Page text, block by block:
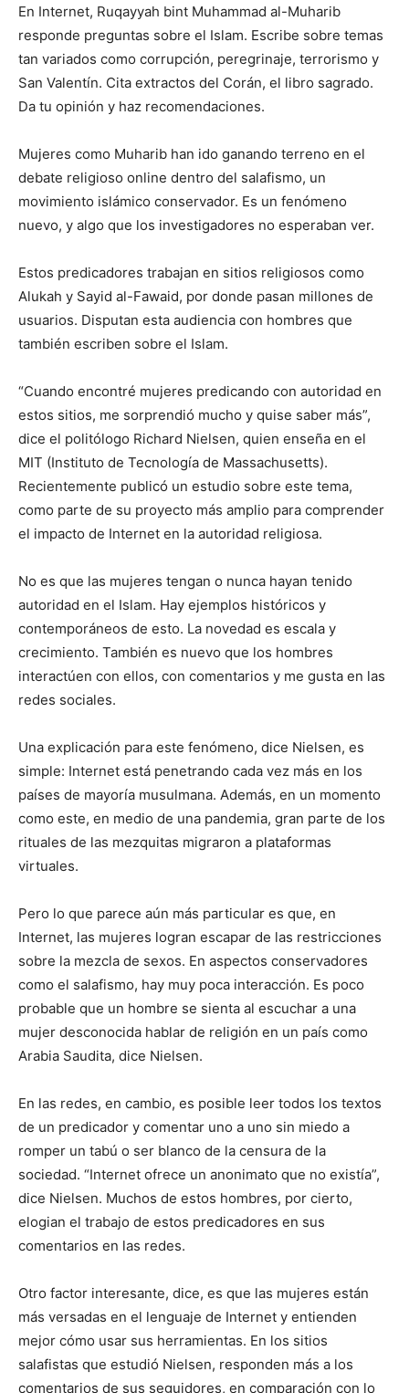
En Internet, Ruqayyah bint Muhammad al-Muharib
responde preguntas sobre el Islam. Escribe sobre temas
tan variados como corrupción, peregrinaje, terrorismo y
San Valentín. Cita extractos del Corán, el libro sagrado.
Da tu opinión y haz recomendaciones.
Mujeres como Muharib han ido ganando terreno en el
debate religioso online dentro del salafismo, un
movimiento islámico conservador. Es un fenómeno
nuevo, y algo que los investigadores no esperaban ver.
Estos predicadores trabajan en sitios religiosos como
Alukah y Sayid al-Fawaid, por donde pasan millones de
usuarios. Disputan esta audiencia con hombres que
también escriben sobre el Islam.
“Cuando encontré mujeres predicando con autoridad en
estos sitios, me sorprendió mucho y quise saber más”,
dice el politólogo Richard Nielsen, quien enseña en el
MIT (Instituto de Tecnología de Massachusetts).
Recientemente publicó un estudio sobre este tema,
como parte de su proyecto más amplio para comprender
el impacto de Internet en la autoridad religiosa.
No es que las mujeres tengan o nunca hayan tenido
autoridad en el Islam. Hay ejemplos históricos y
contemporáneos de esto. La novedad es escala y
crecimiento. También es nuevo que los hombres
interactúen con ellos, con comentarios y me gusta en las
redes sociales.
Una explicación para este fenómeno, dice Nielsen, es
simple: Internet está penetrando cada vez más en los
países de mayoría musulmana. Además, en un momento
como este, en medio de una pandemia, gran parte de los
rituales de las mezquitas migraron a plataformas
virtuales.
Pero lo que parece aún más particular es que, en
Internet, las mujeres logran escapar de las restricciones
sobre la mezcla de sexos. En aspectos conservadores
como el salafismo, hay muy poca interacción. Es poco
probable que un hombre se sienta al escuchar a una
mujer desconocida hablar de religión en un país como
Arabia Saudita, dice Nielsen.
En las redes, en cambio, es posible leer todos los textos
de un predicador y comentar uno a uno sin miedo a
romper un tabú o ser blanco de la censura de la
sociedad. “Internet ofrece un anonimato que no existía”,
dice Nielsen. Muchos de estos hombres, por cierto,
elogian el trabajo de estos predicadores en sus
comentarios en las redes.
Otro factor interesante, dice, es que las mujeres están
más versadas en el lenguaje de Internet y entienden
mejor cómo usar sus herramientas. En los sitios
salafistas que estudió Nielsen, responden más a los
comentarios de sus seguidores, en comparación con lo